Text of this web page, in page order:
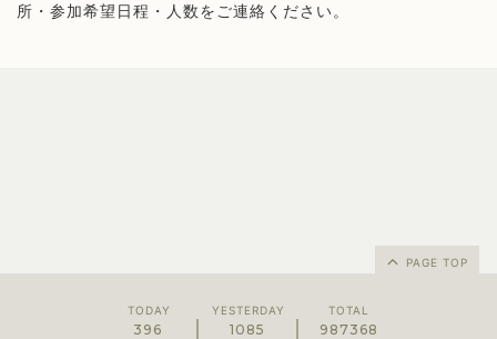
所・参加希望日程・人数をご連絡ください。
PAGE TOP
TODAY
396
YESTERDAY
1085
TOTAL
987368